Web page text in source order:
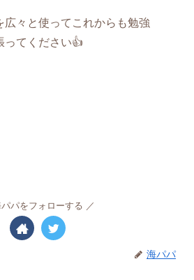
広々と使ってこれからも勉強
ってください👍
パをフォローする
海パパ